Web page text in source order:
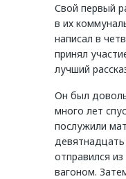
Свой первый
в их
написал в
принял
лучший
Он был
много лет
послужили
отправился
вагоном.